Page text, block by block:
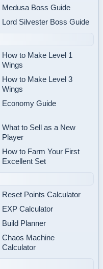
Medusa Boss Guide
Lord Silvester Boss Guide
How to Make Level 1
Wings
How to Make Level 3
Wings
Economy Guide
What to Sell as a New
Player
How to Farm Your First
Excellent Set
Reset Points Calculator
EXP Calculator
Build Planner
Chaos Machine
Calculator